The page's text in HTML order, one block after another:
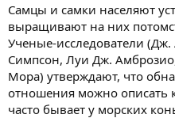
Самцы и самки населяют
выращивают на них
Ученые-исследователи
Симпсон, Луи Дж.
Мора) утверждают, что
отношения можно описать
часто бывает у морских